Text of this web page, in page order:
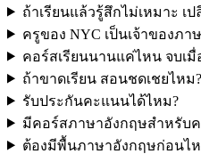
ถ้าเรียนแล้วรู้สึกไม่เหมาะ เ
ครูของ NYC เป็นเจ้าของภา
คอร์สเรียนนานแค่ไหน จบเมื่
ถ้าขาดเรียน สอนชดเชยไหม?
รับประกันคะแนนได้ไหม?
มีคอร์สภาษาอังกฤษสำหรับค
ต้องมีพื้นภาษาอังกฤษก่อนไ